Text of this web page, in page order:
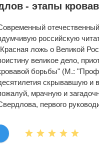
- этапы
российскую
ложь о Великой
великое дело,
борьбы" (М.:
скрывавшую и
мрачную и
первого